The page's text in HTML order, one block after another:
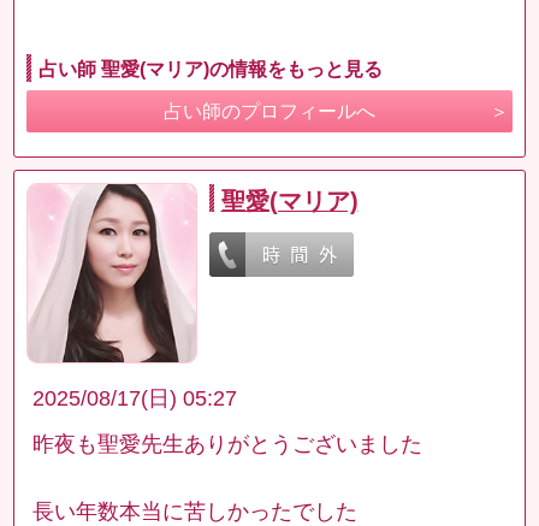
占い師 聖愛(マリア)の情報をもっと見る
占い師のプロフィールへ
聖愛(マリア)
2025/08/17(日) 05:27
昨夜も聖愛先生ありがとうございました
長い年数本当に苦しかったでした